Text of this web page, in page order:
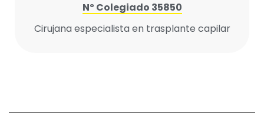
Nº Colegiado 35850
Cirujana especialista en trasplante capilar